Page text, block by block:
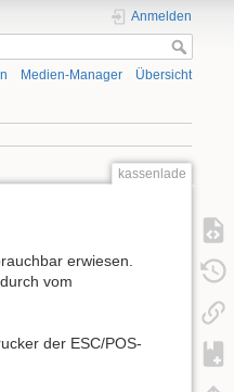
Anmelden
Medien-Manager Übersicht
kassenlade
erwiesen.
vom
der ESC/POS-